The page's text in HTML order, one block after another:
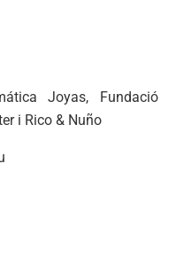
Joyas, Fundació
i Rico & Nuño